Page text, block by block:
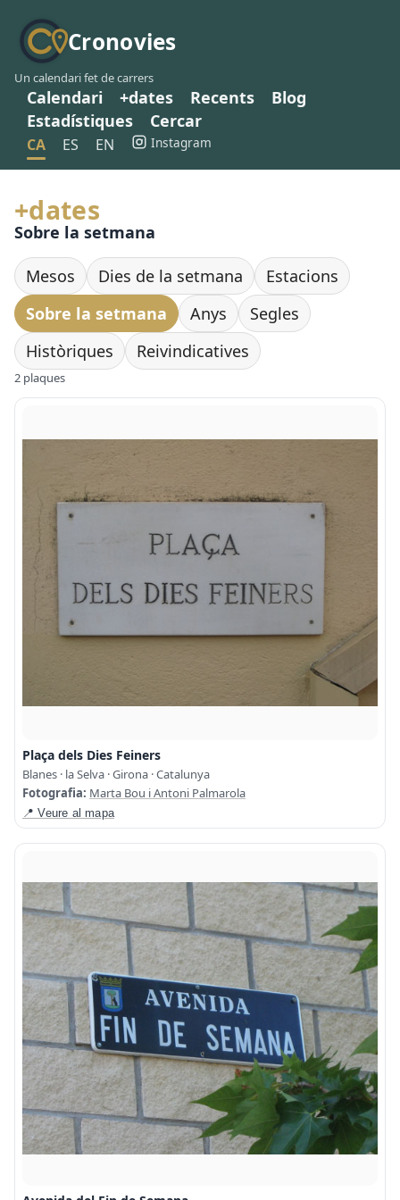
Cronovies
Un calendari fet de carrers
Calendari +dates Recents
Blog
Estadístiques
Cercar
CA ES EN Instagram
+dates
Sobre la setmana
Mesos Dies de la setmana
Estacions
Sobre la setmana
Anys
Segles
Històriques
Reivindicatives
2 plaques
Plaça dels Dies Feiners
Blanes · la Selva · Girona · Catalunya
Fotografia: Marta Bou i Antoni Palmarola
📍 Veure al mapa